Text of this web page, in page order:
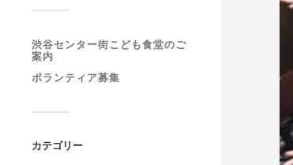
渋谷センター街こども食堂のご
案内
ボランティア募集
カテゴリー